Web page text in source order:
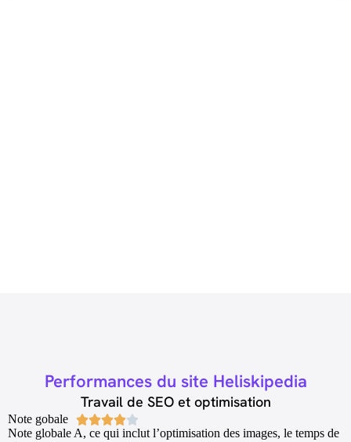
Performances du site Heliskipedia
Travail de SEO et optimisation
Note gobale 
Note globale A, ce qui inclut l’optimisation des images, le temps de